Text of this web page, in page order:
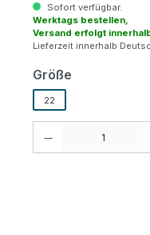
Sofort verfügbar.
Werktags bestellen,
Versand erfolgt
Lieferzeit innerhalb
Größe
22